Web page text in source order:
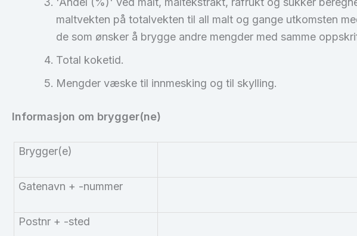
maltvekten på totalvekten til all malt og gange utkomsten
de som ønsker å brygge andre mengder med samme
Total koketid.
Mengder væske til innmesking og til skylling.
Informasjon om brygger(ne)
Brygger(e)
Gatenavn + -nummer
Postnr + -sted